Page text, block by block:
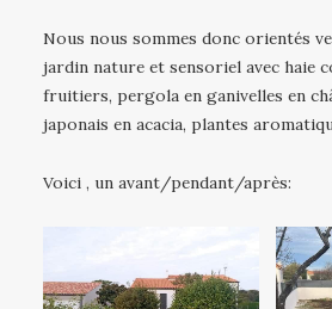
Nous nous sommes donc orientés
jardin nature et sensoriel avec haie
fruitiers, pergola en ganivelles en
japonais en acacia, plantes
Voici , un avant/pendant/après: